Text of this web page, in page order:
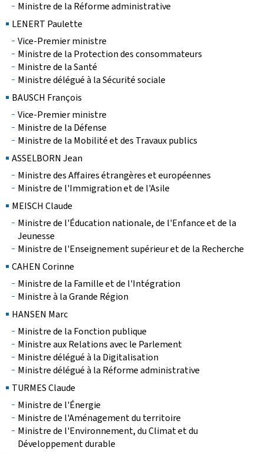
Ministre de la Réforme administrative
LENERT Paulette
Vice-Premier ministre
Ministre de la Protection des consommateurs
Ministre de la Santé
Ministre délégué à la Sécurité sociale
BAUSCH François
Vice-Premier ministre
Ministre de la Défense
Ministre de la Mobilité et des Travaux publics
ASSELBORN Jean
Ministre des Affaires étrangères et européennes
Ministre de l'Immigration et de l'Asile
MEISCH Claude
Ministre de l'Éducation nationale, de l'Enfance et de la
Jeunesse
Ministre de l'Enseignement supérieur et de la Recherche
CAHEN Corinne
Ministre de la Famille et de l'Intégration
Ministre à la Grande Région
HANSEN Marc
Ministre de la Fonction publique
Ministre aux Relations avec le Parlement
Ministre délégué à la Digitalisation
Ministre délégué à la Réforme administrative
TURMES Claude
Ministre de l'Énergie
Ministre de l'Aménagement du territoire
Ministre de l'Environnement, du Climat et du
Développement durable